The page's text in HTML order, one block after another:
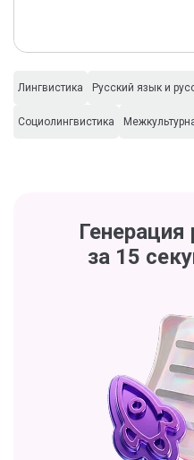
Лингвистика Русский язык и
Социолингвистика
за 15